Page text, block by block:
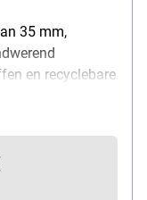
35 mm,
en recyclebare